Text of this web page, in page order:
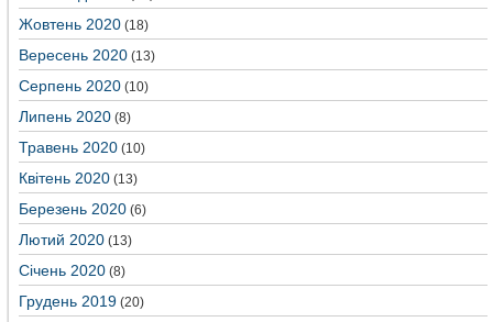
Жовтень 2020 (18)
Вересень 2020 (13)
Серпень 2020 (10)
Липень 2020 (8)
Травень 2020 (10)
Квітень 2020 (13)
Березень 2020 (6)
Лютий 2020 (13)
Січень 2020 (8)
Грудень 2019 (20)